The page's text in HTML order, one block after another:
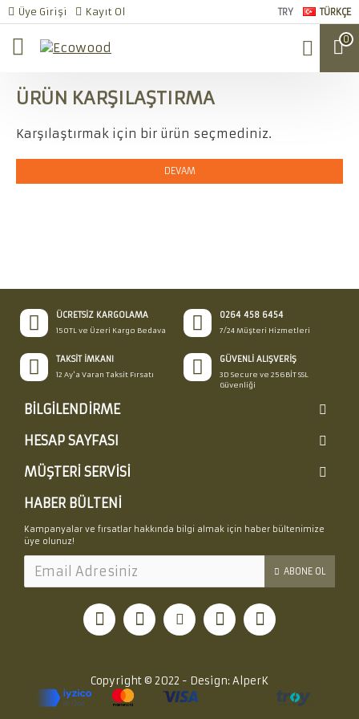
Üye Girişi Kayıt Ol TRY TÜRKÇE
0
ÜRÜN KARŞILAŞTIRMA
Karşılaştırmak için bir ürün seçmediniz.
DEVAM
ÜCRETSIZ KARGOLAMA
150TL ve Üzeri Kargo Bedava
0264 458 6454
7/24 Müşteri Hizmetleri
TAKSIT İMKANI
12 Ay'a Varan Taksit Fırsatı
GÜVENLI ALIŞVERIŞ
3D Secure ve 256BİT SSL
Güvenliği
BILGILENDIRME
HESAP SAYFASI
MÜŞTERI SERVISI
HABER BÜLTENI
Kampanyalar ve fırsatlar hakkında bilgi almak için haber bültenimize
üye olunuz!
ABONE OL
Copyright © 2022 - Design: AlperK